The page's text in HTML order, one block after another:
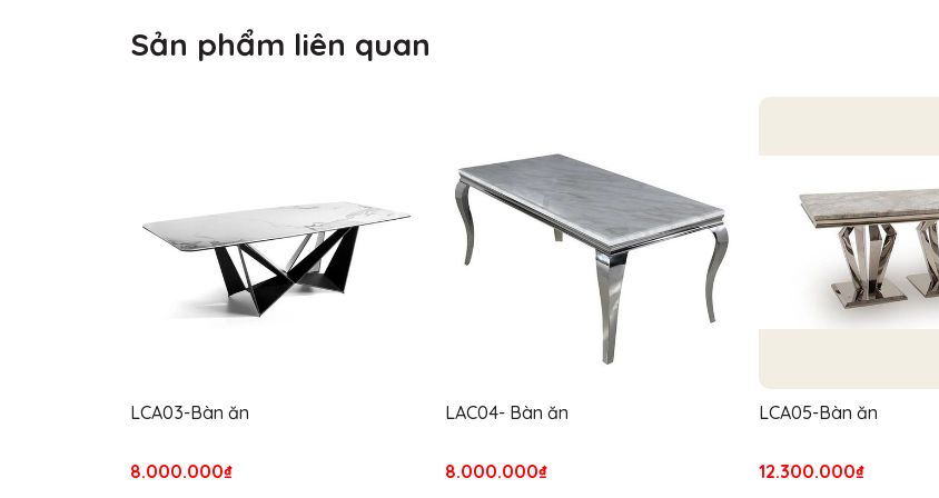
Sản phẩm liên quan
LCA03-Bàn ăn
8.000.000₫
LAC04- Bàn ăn
8.000.000₫
LCA05-Bàn ăn
12.300.000₫